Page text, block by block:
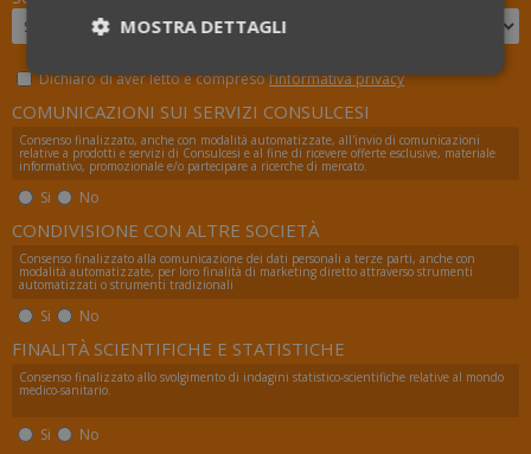
Dichiaro di aver letto e compresol’informativa privacy
COMUNICAZIONI SUI SERVIZI CONSULCESI
Consenso finalizzato, anche con modalità automatizzate, all'invio di comunicazioni
relative a prodotti e servizi di Consulcesi e al fine di ricevere offerte esclusive, materiale
informativo, promozionale e/o partecipare a ricerche di mercato.
Si No
CONDIVISIONE CON ALTRE SOCIETÀ
Consenso finalizzato alla comunicazione dei dati personali a terze parti, anche con
modalità automatizzate, per loro finalità di marketing diretto attraverso strumenti
automatizzati o strumenti tradizionali
Si No
FINALITÀ SCIENTIFICHE E STATISTICHE
Consenso finalizzato allo svolgimento di indagini statistico-scientifiche relative al mondo
medico-sanitario.
Si No
MOSTRA DETTAGLI
Necessari Statistici Marketing
Preferenze Non classificati
Preferenze
Non classificati